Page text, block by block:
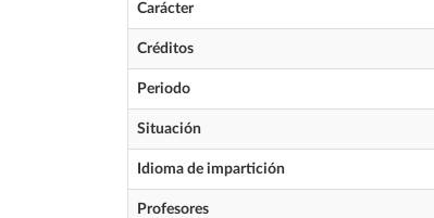
Carácter
Créditos
Periodo
Situación
Idioma de impartición
Profesores